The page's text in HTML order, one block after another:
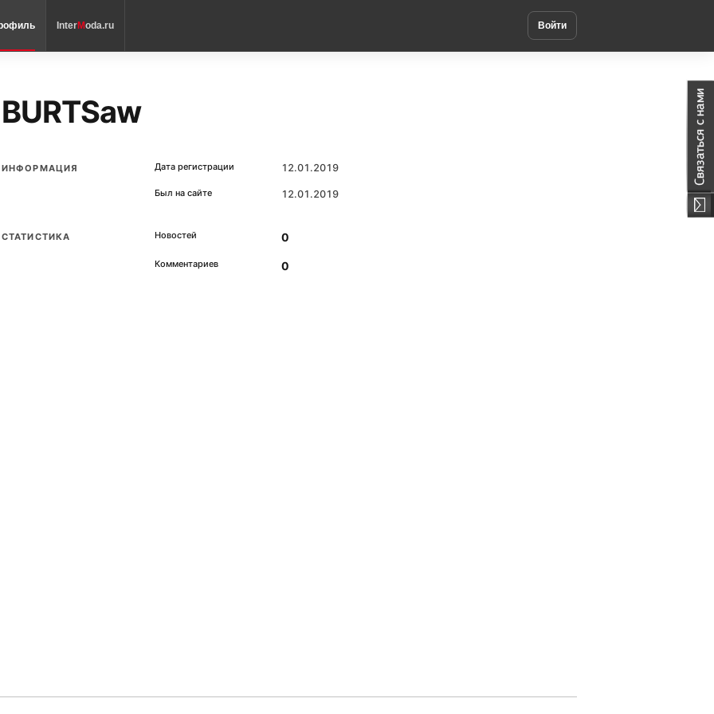
InterModa.ru Войти
BURTSaw
ИНФОРМАЦИЯ Дата регистрации 12.01.2019
Был на сайте 12.01.2019
СТАТИСТИКА Новостей 0
Комментариев 0